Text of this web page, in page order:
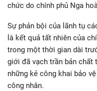
chức do chính phủ Nga
Sự phản bội của lãnh tụ
là kết quả tất nhiên của
trong một thời gian dài
giới đã vạch trần bản chất
những kẻ công khai bảo
công nhân.